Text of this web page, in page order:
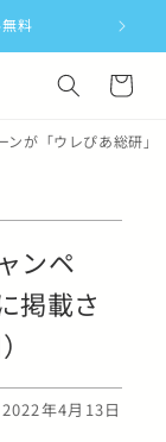
料 ＼毎月
カ
ー
ンが「ウレぴあ総研
ンペ
掲載さ
2022年4月13日